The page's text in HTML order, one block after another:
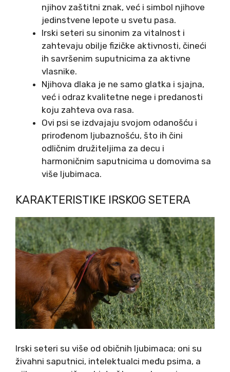
njihov zaštitni znak, već i simbol njihove
jedinstvene lepote u svetu pasa.
Irski seteri su sinonim za vitalnost i
zahtevaju obilje fizičke aktivnosti, čineći
ih savršenim suputnicima za aktivne
vlasnike.
Njihova dlaka je ne samo glatka i sjajna,
već i odraz kvalitetne nege i predanosti
koju zahteva ova rasa.
Ovi psi se izdvajaju svojom odanošću i
prirođenom ljubaznošću, što ih čini
odličnim družiteljima za decu i
harmoničnim saputnicima u domovima sa
više ljubimaca.
KARAKTERISTIKE IRSKOG SETERA
Irski seteri su više od običnih ljubimaca; oni su
živahni saputnici, intelektualci među psima, a